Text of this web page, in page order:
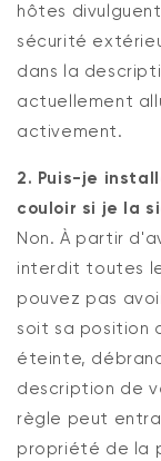
hôtes
sécurité
dans la
actuellement
activement.
2. Puis-je
couloir si je la
Non. À partir
interdit toutes
pouvez pas
soit sa position
éteinte,
description de
règle peut
propriété de la